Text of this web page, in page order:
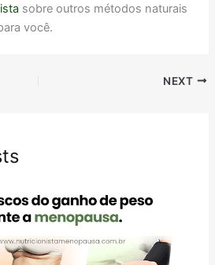
sobre outros métodos naturais
você.
NEXT